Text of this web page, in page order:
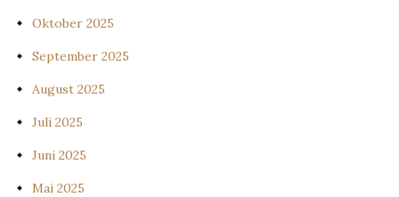
Oktober 2025
September 2025
August 2025
Juli 2025
Juni 2025
Mai 2025